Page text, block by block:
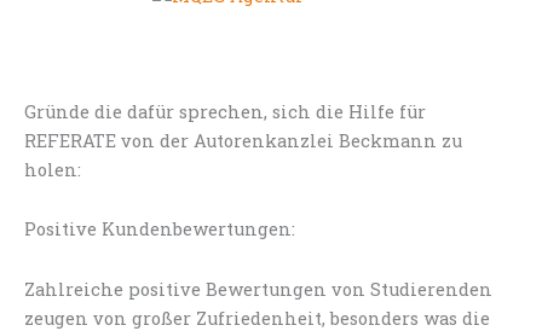
Gründe die dafür sprechen, sich die Hilfe für
REFERATE von der Autorenkanzlei Beckmann zu
holen:
Positive Kundenbewertungen:
Zahlreiche positive Bewertungen von Studierenden
zeugen von großer Zufriedenheit, besonders was die